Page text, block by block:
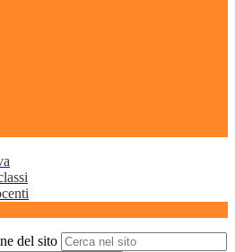
del sito